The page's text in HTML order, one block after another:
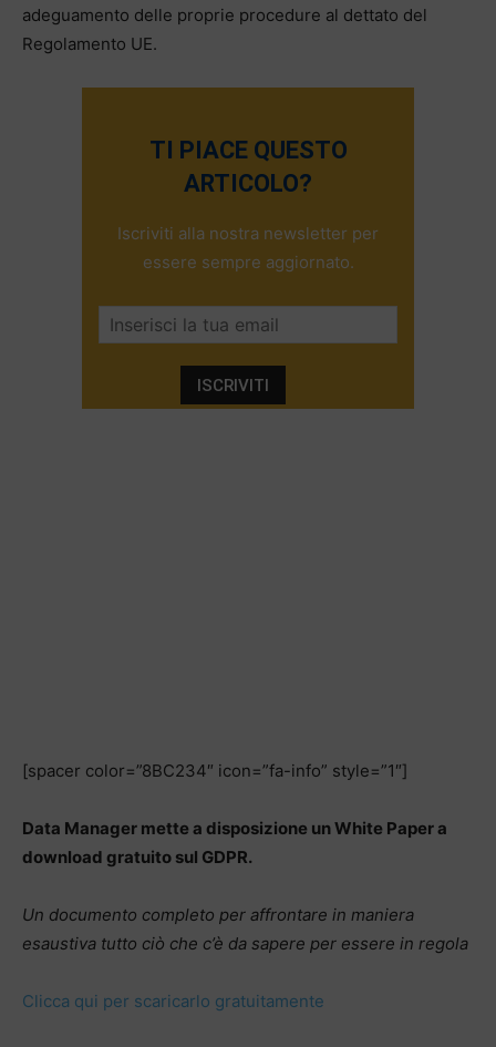
adeguamento delle proprie procedure al dettato del
Regolamento UE.
TI PIACE QUESTO
ARTICOLO?
Iscriviti alla nostra newsletter per
essere sempre aggiornato.
[spacer color=”8BC234″ icon=”fa-info” style=”1″]
Data Manager mette a disposizione un White Paper a
download gratuito sul GDPR.
Un documento completo per affrontare in maniera
esaustiva tutto ciò che c’è da sapere per essere in regola
Clicca qui per scaricarlo gratuitamente